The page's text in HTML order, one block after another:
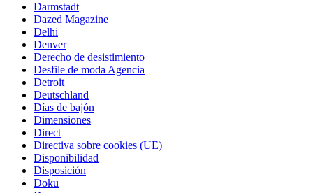
Darmstadt
Dazed Magazine
Delhi
Denver
Derecho de desistimiento
Desfile de moda Agencia
Detroit
Deutschland
Días de bajón
Dimensiones
Direct
Directiva sobre cookies (UE)
Disponibilidad
Disposición
Doku